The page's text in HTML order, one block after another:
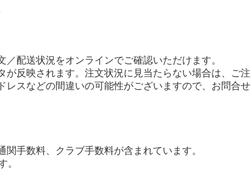
／配送状況をオンラインでご確認いただけます。
が反映されます。注文状況に見当たらない場合は、ご注
レスなどの間違いの可能性がございますので、お問合せ
手数料、クラブ手数料が含まれています。
。